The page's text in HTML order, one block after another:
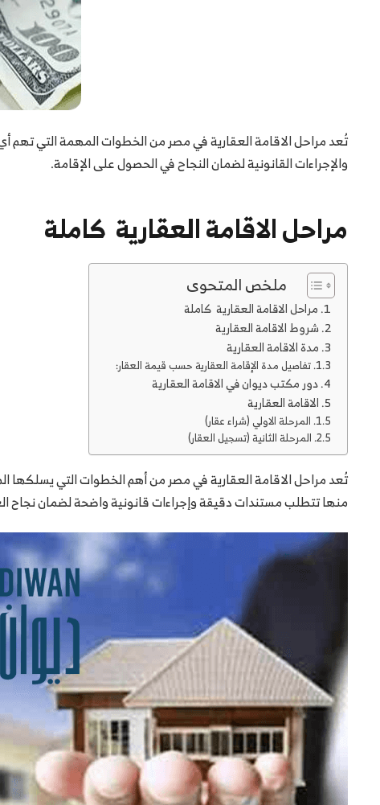
تُعد مراحل الاقامة العقارية في مصر من الخطوات المهمة التي
والإجراءات القانونية لضمان النجاح في الحصول على الإقامة.
مراحل الاقامة العقارية كاملة
ملخص المتحوى
مراحل الاقامة العقارية كاملة
شروط الاقامة العقارية
مدة الاقامة العقارية
تفاصيل مدة الإقامة العقارية حسب قيمة العقار:
دور مكتب ديوان في الاقامة العقارية
الاقامة العقارية
المرحلة الاولي (شراء عقار)
المرحلة الثانية (تسجيل العقار)
تُعد مراحل الاقامة العقارية في مصر من أهم الخطوات التي يسلكها
منها تتطلب مستندات دقيقة وإجراءات قانونية واضحة لضمان نجاح